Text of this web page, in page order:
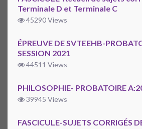
Terminale D et Terminale C
45290 Views
ÉPREUVE DE SVTEEHB-
SESSION 2021
44511 Views
PHILOSOPHIE- PROBATOIRE
39945 Views
FASCICULE-SUJETS CORRIGÉS